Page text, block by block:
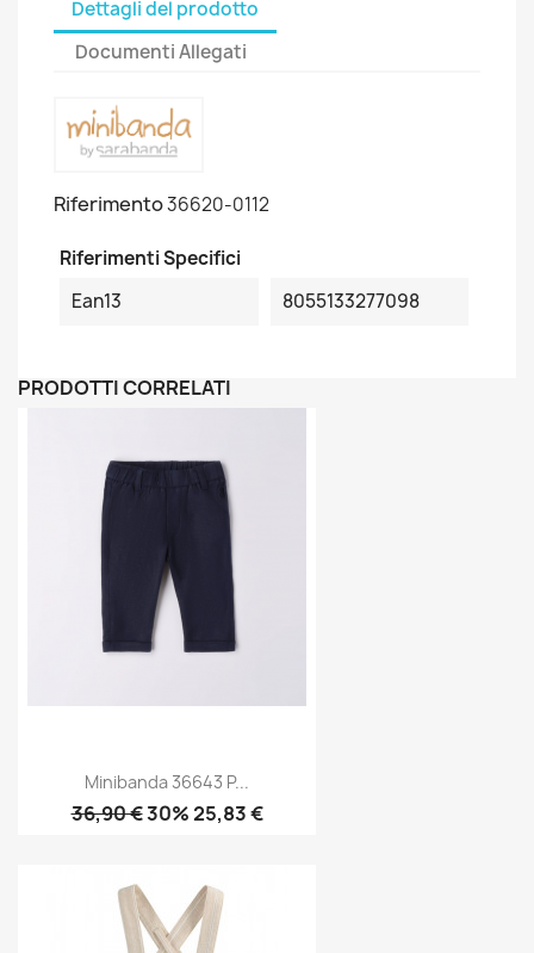
Dettagli del prodotto
Documenti Allegati
Riferimento36620-0112
Riferimenti Specifici
Ean13
8055133277098
PRODOTTI CORRELATI
Minibanda 36643 P...
36,90 €30% 25,83 €